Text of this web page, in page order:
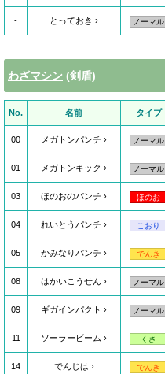
- とっておき ノーマル
わざマシン (剣盾)
No. 名前 タイプ
00 メガトンパンチ ノーマル
01 メガトンキック ノーマル
03 ほのおのパンチ ほのお
04 れいとうパンチ こおり
05 かみなりパンチ でんき
08 はかいこうせん ノーマル
09 ギガインパクト ノーマル
11 ソーラービーム くさ
14 でんじは でんき